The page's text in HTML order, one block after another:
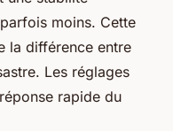
moins. Cette
la différence entre
Les réglages
rapide du